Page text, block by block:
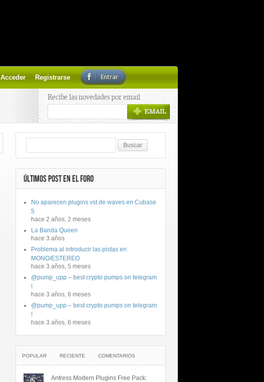
Acceder Registrarse Entrar
Recibe las novedades por email
ÚLTIMOS POST EN EL FORO
No aparecen plugins vst de waves en Cubase
5
hace 2 años, 2 meses
La Banda Queen
hace 3 años
Problema al introducir las pistas en
MONO/ESTEREO
hace 3 años, 5 meses
@pump_upp – best crypto pumps on telegram
!
hace 3 años, 6 meses
@pump_upp – best crypto pumps on telegram
!
hace 3 años, 6 meses
POPULAR RECIENTE COMENTARIOS
Antress Modern Plugins Free Pack: